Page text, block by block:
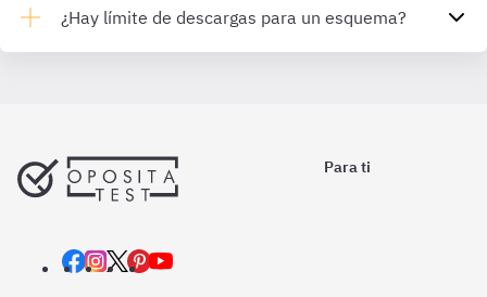
¿Hay límite de descargas para un esquema?
Para ti